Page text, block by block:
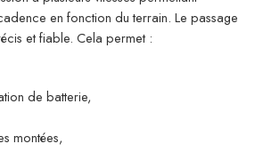
en fonction du terrain. Le passage
et fiable. Cela permet :
de batterie,
montées,